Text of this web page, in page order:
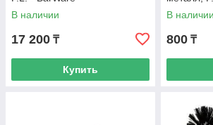
В наличии
17 200 ₸
Купить
В наличии
800 ₸